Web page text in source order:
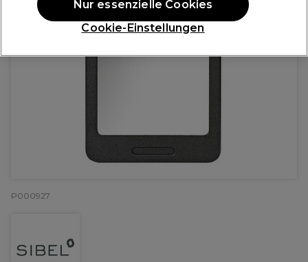
P000927
Cookie-Einstellungen
Nur essenzielle Cookies